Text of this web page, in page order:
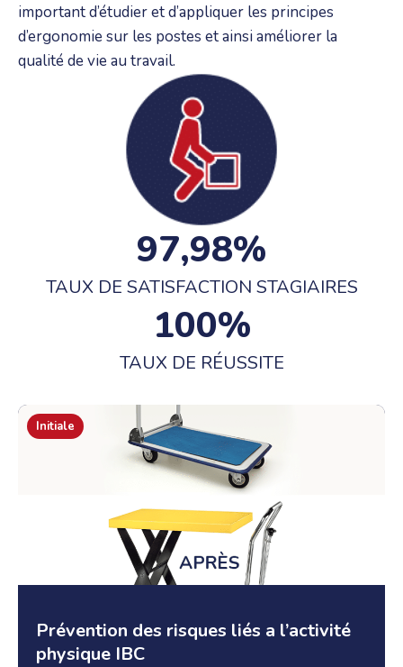
important d’étudier et d’appliquer les principes
d’ergonomie sur les postes et ainsi améliorer la
qualité de vie au travail.
97,98%
TAUX DE SATISFACTION STAGIAIRES
100%
TAUX DE RÉUSSITE
Initiale
Prévention des risques liés a l’activité
physique IBC